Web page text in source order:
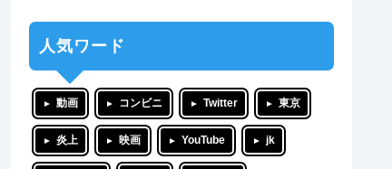
人気ワード
動画 コンビニ Twitter 東京
炎上 映画 YouTube jk